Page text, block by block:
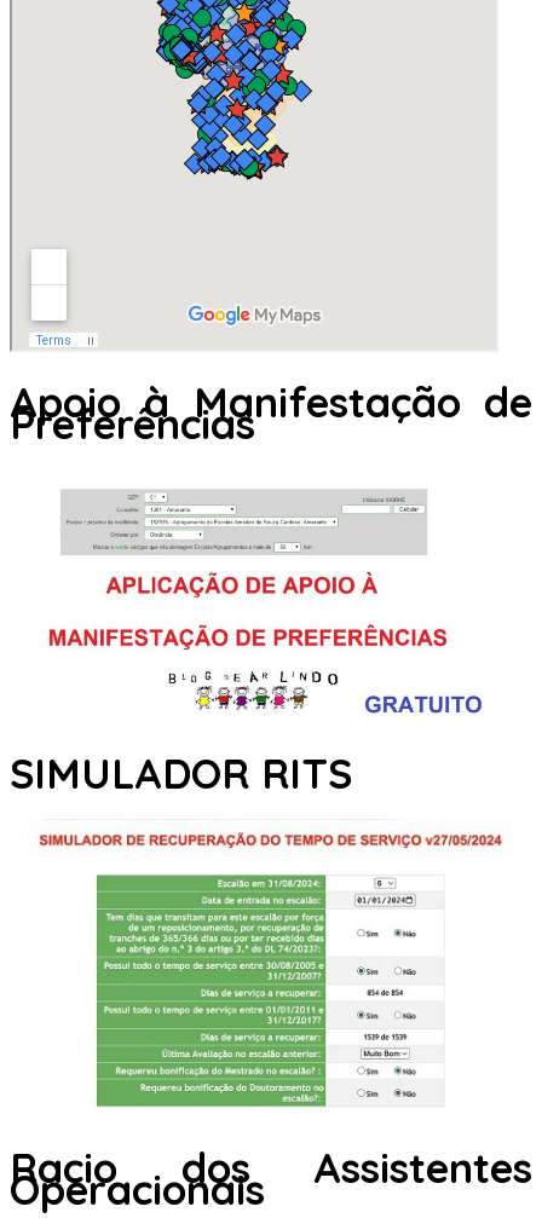
Apoio à Manifestação de
Preferências
SIMULADOR RITS
Racio dos Assistentes
Operacionais